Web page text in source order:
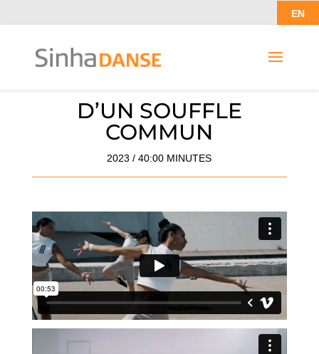
EN
D’UN SOUFFLE
COMMUN
2023 / 40:00 MINUTES